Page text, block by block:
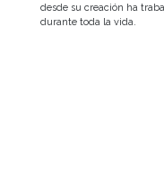
desde su creación ha
durante toda la vida.